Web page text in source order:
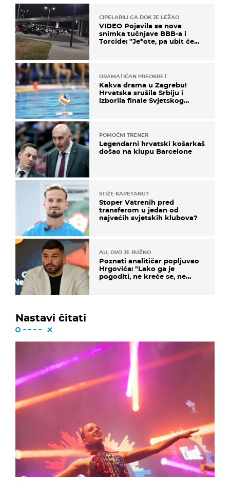
CIPELARILI GA DOK JE LEŽAO
VIDEO Pojavila se nova
snimka tučnjave BBB-a i
Torcide: "Je*ote, pa ubit će
DRAMATIČAN PREOKRET
Kakva drama u Zagrebu!
Hrvatska srušila Srbiju i
izborila finale Svjetskog
POMOĆNI TRENER
Legendarni hrvatski košarkaš
došao na klupu Barcelone
STIŽE KAPETANU?
Stoper Vatrenih pred
transferom u jedan od
najvećih svjetskih klubova?
AU, OVO JE RUŽNO
Poznati analitičar popljuvao
Hrgovića: "Lako ga je
pogoditi, ne kreće se, ne
Nastavi čitati